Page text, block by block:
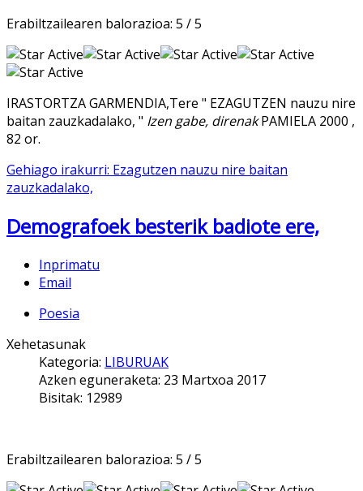
Erabiltzailearen balorazioa: 5 /5
IRASTORTZA GARMENDIA,Tere " EZAGUTZEN nauzu nire
baitan zauzkadalako, " Izen gabe, direnakPAMIELA 2000 ,
82 or.
Gehiago irakurri: Ezagutzen nauzu nire baitan
zauzkadalako,
Demografoek besterik badiote ere,
Inprimatu
Email
Poesia
Xehetasunak
Kategoria: LIBURUAK
Azken eguneraketa: 23 Martxoa 2017
Bisitak: 12989
Erabiltzailearen balorazioa: 5 /5